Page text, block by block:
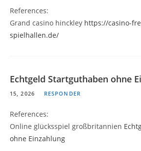
References:
Grand casino hinckley https://casino-
spielhallen.de/
Echtgeld Startguthaben ohne
15, 2026
RESPONDER
References:
Online glücksspiel großbritannien
ohne Einzahlung